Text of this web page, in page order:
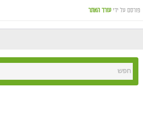
פורסם על ידי עורך האתר